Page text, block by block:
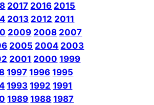
2017 2016 2015
2013 2012 2011
2009 2008 2007
2005 2004 2003
2001 2000 1999
1997 1996 1995
1993 1992 1991
1989 1988 1987